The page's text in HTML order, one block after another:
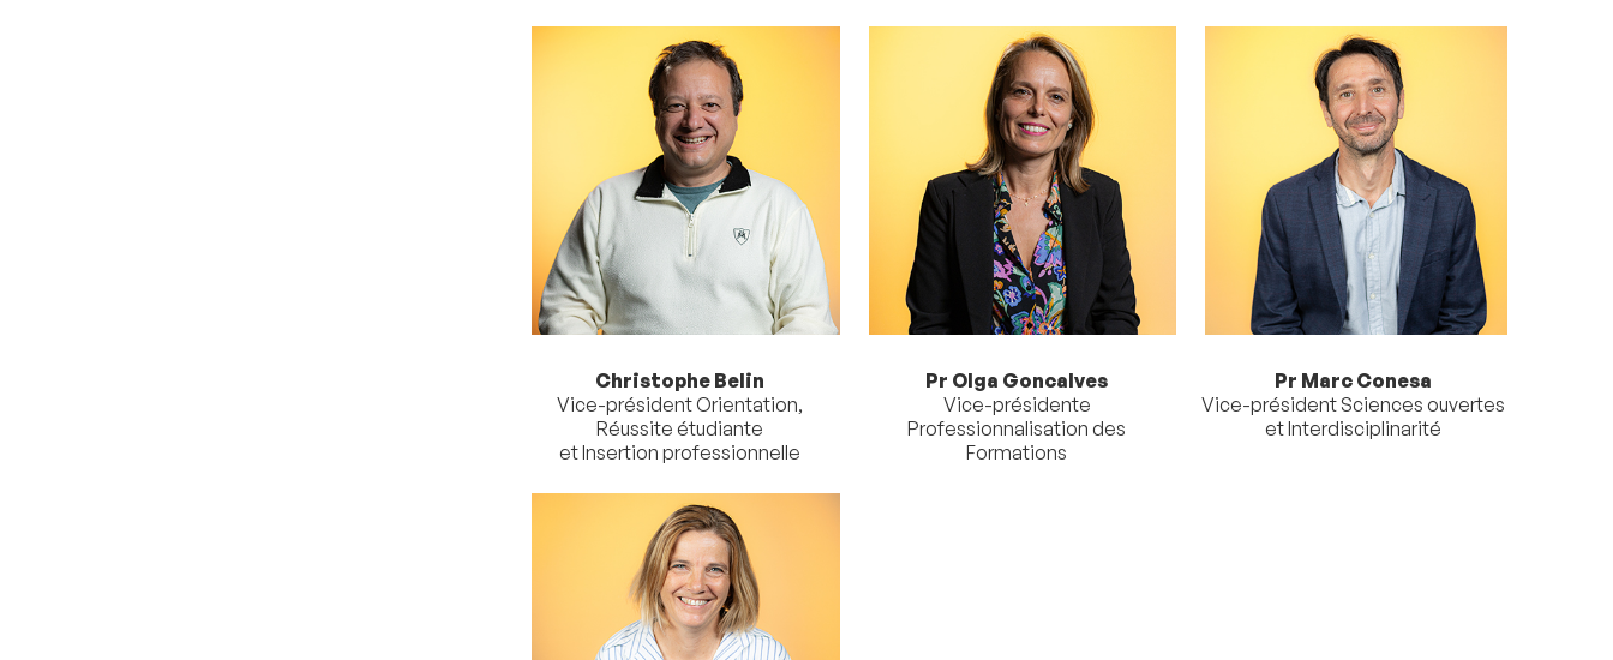
Christophe Belin
Vice-président Orientation,
Réussite étudiante
et Insertion professionnelle
Pr Olga Goncalves
Vice-présidente
Professionnalisation des
Formations
Pr Marc Conesa
Vice-président Sciences ouvertes
et Interdisciplinarité